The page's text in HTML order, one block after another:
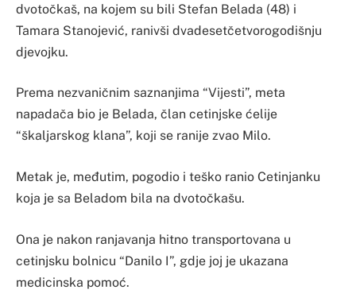
dvotočkaš, na kojem su bili Stefan Belada (48) i
Tamara Stanojević, ranivši dvadesetčetvorogodišnju
djevojku.
Prema nezvaničnim saznanjima “Vijesti”, meta
napadača bio je Belada, član cetinjske ćelije
“škaljarskog klana”, koji se ranije zvao Milo.
Metak je, međutim, pogodio i teško ranio Cetinjanku
koja je sa Beladom bila na dvotočkašu.
Ona je nakon ranjavanja hitno transportovana u
cetinjsku bolnicu “Danilo I”, gdje joj je ukazana
medicinska pomoć.